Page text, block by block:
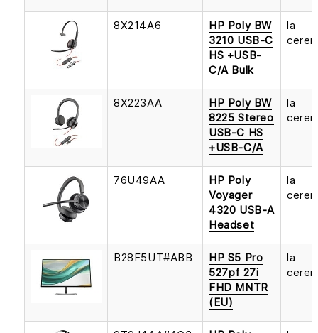
8X214A6
HP Poly BW
3210 USB-C
HS +USB-
C/A Bulk
la
8X223AA
HP Poly BW
8225 Stereo
USB-C HS
+USB-C/A
la
76U49AA
HP Poly
Voyager
4320 USB-A
Headset
la
B28F5UT#ABB
HP S5 Pro
527pf 27i
FHD MNTR
(EU)
la